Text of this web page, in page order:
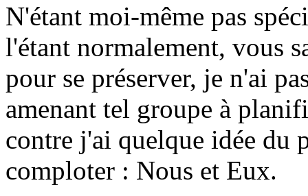
N'étant moi-même pas
l'étant normalement, vous
pour se préserver, je n'ai
amenant tel groupe à
contre j'ai quelque idée du
comploter : Nous et Eux.